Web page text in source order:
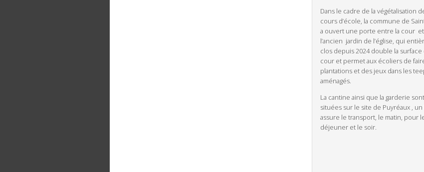
Dans le cadre de la végétalisation
cours d’école, la commune de
a ouvert une porte entre la cour et
l’ancien jardin de l’église, qui
clos depuis 2024 double la surface
cour et permet aux écoliers de
plantations et des jeux dans les
aménagés.
La cantine ainsi que la garderie sont
situées sur le site de Puyréaux ,
assure le transport, le matin, pour
déjeuner et le soir.